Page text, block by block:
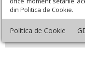
din Politica de Cookie.
Politica de Cookie
«